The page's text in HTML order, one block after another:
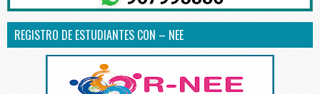
REGISTRO DE ESTUDIANTES CON – NEE